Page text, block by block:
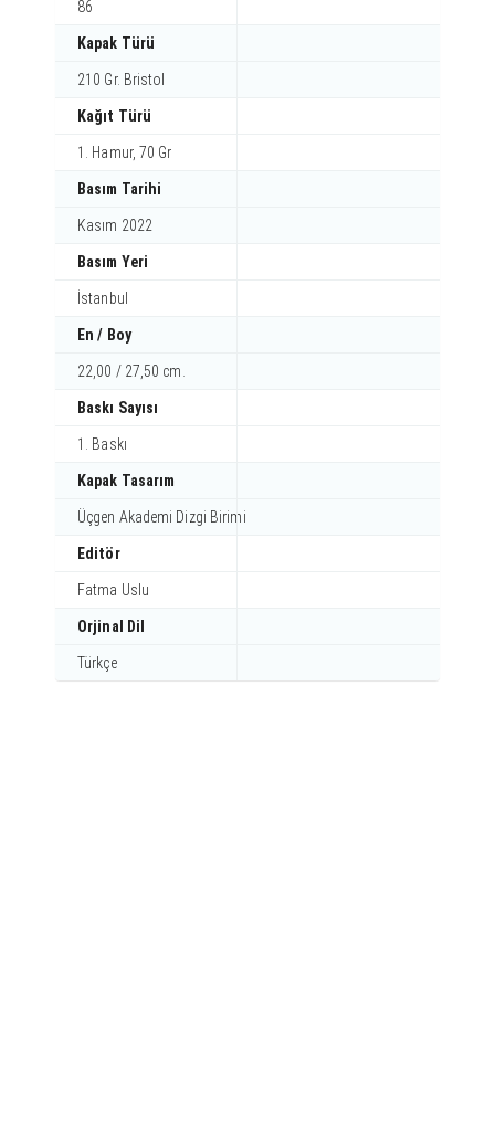
86
Kapak Türü
210 Gr. Bristol
Kağıt Türü
1. Hamur, 70 Gr
Basım Tarihi
Kasım 2022
Basım Yeri
İstanbul
En / Boy
22,00 / 27,50 cm.
Baskı Sayısı
1. Baskı
Kapak Tasarım
Üçgen Akademi Dizgi Birimi
Editör
Fatma Uslu
Orjinal Dil
Türkçe